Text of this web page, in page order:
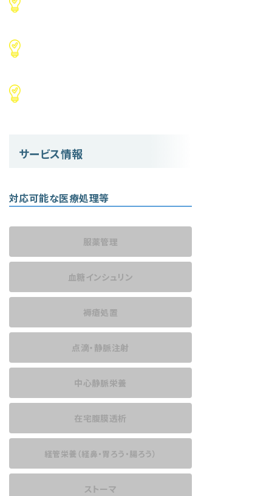
サービス情報
対応可能な医療処理等
服薬管理
血糖インシュリン
褥瘡処置
点滴・静脈注射
中心静脈栄養
在宅腹膜透析
経管栄養 （経鼻・胃ろう・腸ろう）
ストーマ